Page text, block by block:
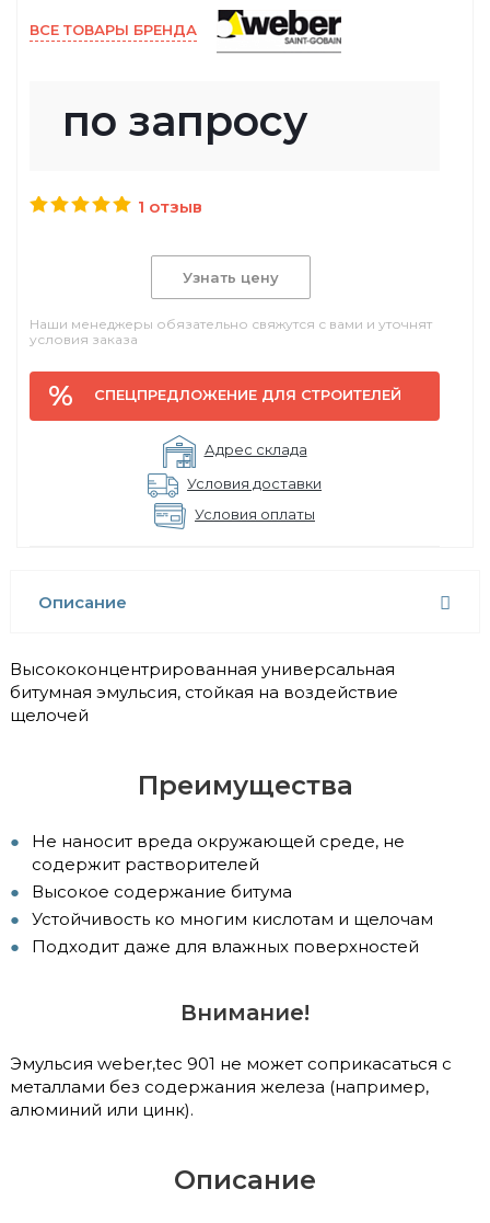
ВСЕ ТОВАРЫ БРЕНДА
по запросу
1 отзыв
Узнать цену
Наши менеджеры обязательно свяжутся с вами и уточнят
условия заказа
СПЕЦПРЕДЛОЖЕНИЕ ДЛЯ СТРОИТЕЛЕЙ
Адрес склада
Условия доставки
Условия оплаты
Описание
Высококонцентрированная универсальная
битумная эмульсия, стойкая на воздействие
щелочей
Преимущества
Не наносит вреда окружающей среде, не
содержит растворителей
Высокое содержание битума
Устойчивость ко многим кислотам и щелочам
Подходит даже для влажных поверхностей
Внимание!
Эмульсия weber,tec 901 не может соприкасаться с
металлами без содержания железа (например,
алюминий или цинк).
Описание